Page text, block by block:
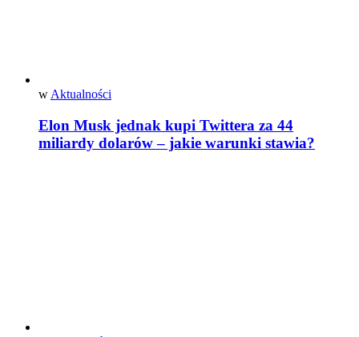
w Aktualności
Elon Musk jednak kupi Twittera za 44
miliardy dolarów – jakie warunki stawia?